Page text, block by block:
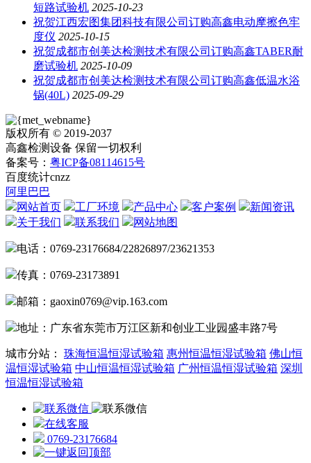
短路试验机 2025-10-23
祝贺江西宏图集团科技有限公司订购高鑫电动摩擦色牢
度仪 2025-10-15
祝贺成都市创美达检测技术有限公司订购高鑫TABER耐
磨试验机 2025-10-09
祝贺成都市创美达检测技术有限公司订购高鑫低温水浴
锅(40L) 2025-09-29
版权所有 © 2019-2037
高鑫检测设备 保留一切权利
备案号： 粤ICP备08114615号
百度统计cnzz
阿里巴巴
网站首页
工厂环境 产品中心 客户案例
新闻资讯
关于我们
联系我们 网站地图
电话：0769-23176684/22826897/23621353
传真：0769-23173891
邮箱：gaoxin0769@vip.163.com
地址：广东省东莞市万江区新和创业工业园盛丰路7号
城市分站： 珠海恒温恒湿试验箱 惠州恒温恒湿试验箱 佛山恒
温恒湿试验箱 中山恒温恒湿试验箱 广州恒温恒湿试验箱 深圳
恒温恒湿试验箱
在线客服
0769-23176684